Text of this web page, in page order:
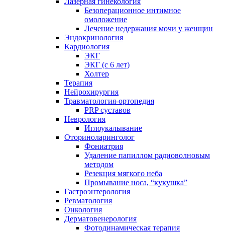
Безоперационное интимное
омоложение
Лечение недержания мочи у женщин
Эндокринология
Кардиология
ЭКГ
ЭКГ (с 6 лет)
Холтер
Терапия
Нейрохирургия
Травматология-ортопедия
PRP суставов
Неврология
Иглоукалывание
Оториноларинголог
Фониатрия
Удаление папиллом радиоволновым
методом
Резекция мягкого неба
Промывание носа, “кукушка”
Гастроэнтерология
Ревматология
Онкология
Дерматовенерология
Фотодинамическая терапия